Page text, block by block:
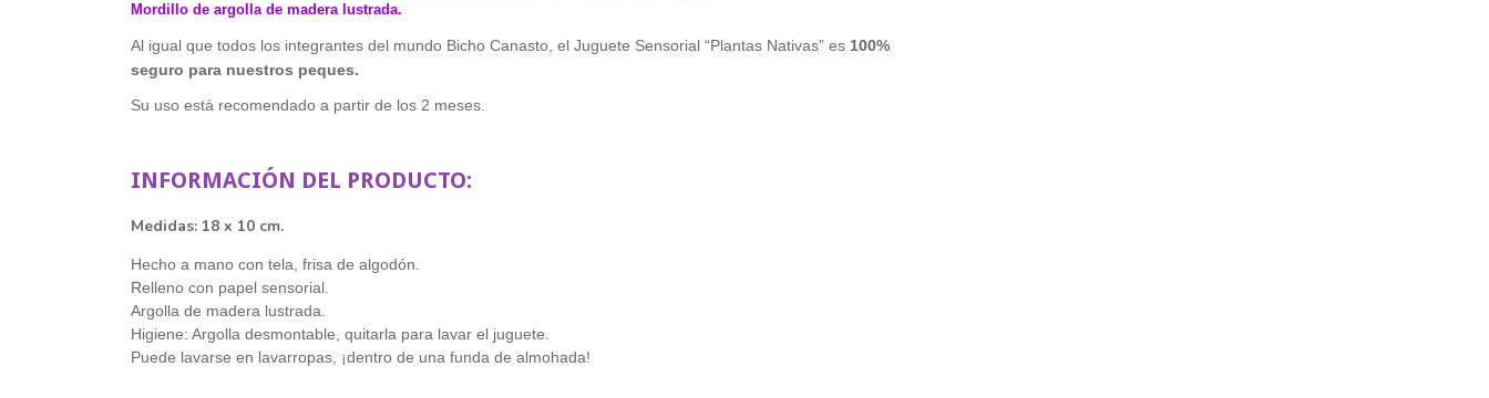
Mordillo de argolla de madera lustrada.
Al igual que todos los integrantes del mundo Bicho Canasto, el Juguete Sensorial “Plantas Nativas” es 100%
seguro para nuestros peques.
Su uso está recomendado a partir de los 2 meses.
INFORMACIÓN DEL PRODUCTO:
Medidas: 18 x 10 cm.
Hecho a mano con tela, frisa de algodón.
Relleno con papel sensorial.
Argolla de madera lustrada.
Higiene: Argolla desmontable, quitarla para lavar el juguete.
Puede lavarse en lavarropas, ¡dentro de una funda de almohada!